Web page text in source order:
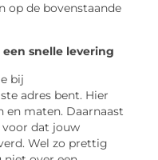
op de bovenstaande
snelle levering
bij
adres bent. Hier
en maten. Daarnaast
dat jouw
Wel zo prettig